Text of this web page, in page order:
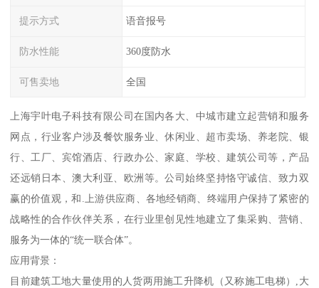
提示方式 语音报号
防水性能 360度防水
可售卖地 全国
上海宇叶电子科技有限公司在国内各大、中城市建立起营销和服务
网点，行业客户涉及餐饮服务业、休闲业、超市卖场、养老院、银
行、工厂、宾馆酒店、行政办公、家庭、学校、建筑公司等，产品
还远销日本、澳大利亚、欧洲等。公司始终坚持恪守诚信、致力双
赢的价值观，和.上游供应商、各地经销商、终端用户保持了紧密的
战略性的合作伙伴关系，在行业里创见性地建立了集采购、营销、
服务为一体的“统一联合体”。
应用背景：
目前建筑工地大量使用的人货两用施工升降机（又称施工电梯）,大